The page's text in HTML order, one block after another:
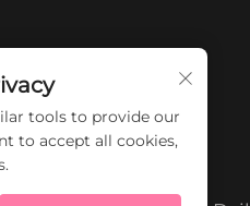
tools to provide our
to accept all cookies,